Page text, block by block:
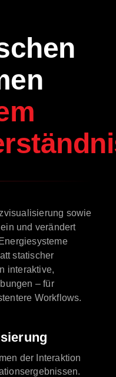
sowie
und verändert
statischer
interaktive,
– für
Workflows.
der Interaktion